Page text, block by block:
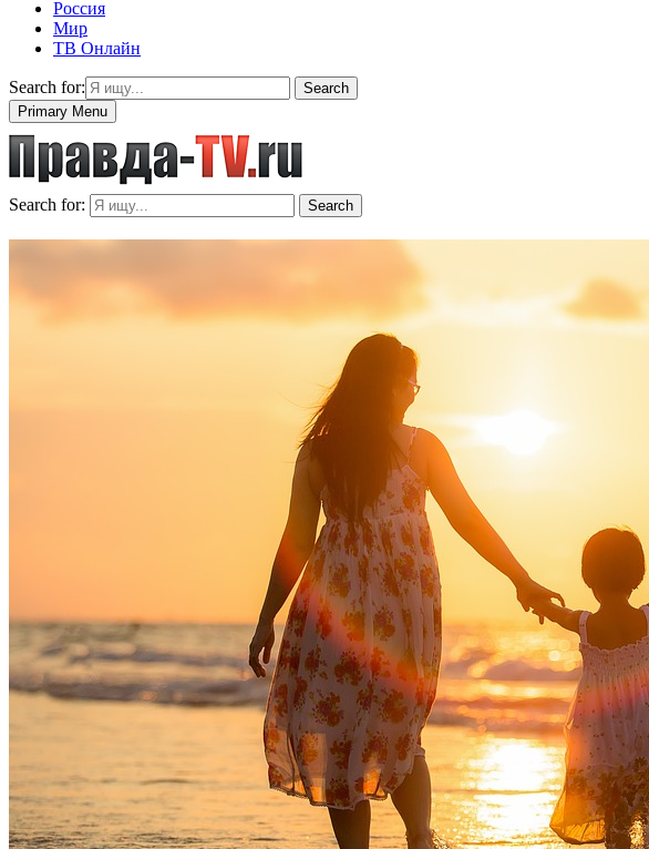
Россия
Мир
ТВ Онлайн
Search for:
Search
Primary Menu
Search for: Search